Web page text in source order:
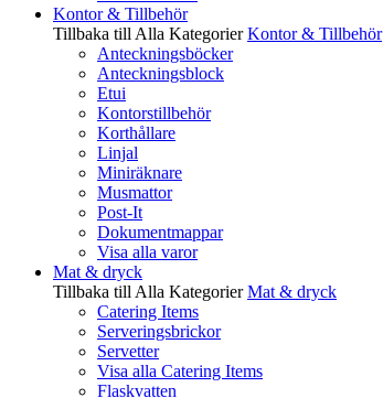
Kontor & Tillbehör
Tillbaka till Alla Kategorier Kontor & Tillbehör
Anteckningsböcker
Anteckningsblock
Etui
Kontorstillbehör
Korthållare
Linjal
Miniräknare
Musmattor
Post-It
Dokumentmappar
Visa alla varor
Mat & dryck
Tillbaka till Alla Kategorier Mat & dryck
Catering Items
Serveringsbrickor
Servetter
Visa alla Catering Items
Flaskvatten